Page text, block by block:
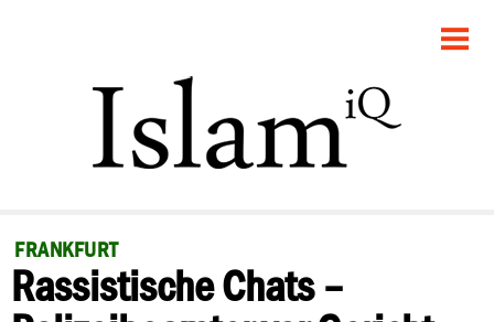
POLITIK
GESELLSCHAFT
RECHT
FRANKFURT
Rassistische Chats –